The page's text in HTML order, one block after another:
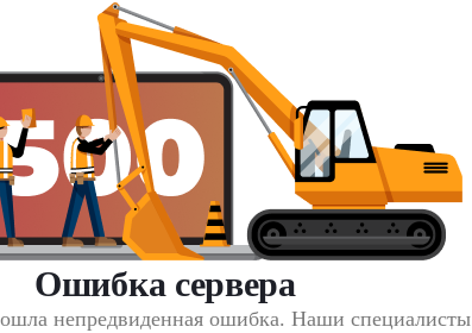
Ошибка сервера
непредвиденная ошибка. Наши специалисты